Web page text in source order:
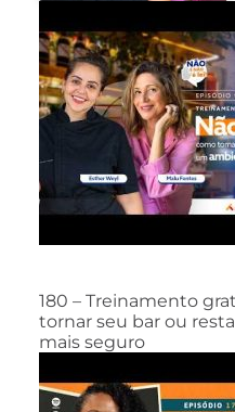
180 – Treinamento
tornar seu bar ou
mais seguro